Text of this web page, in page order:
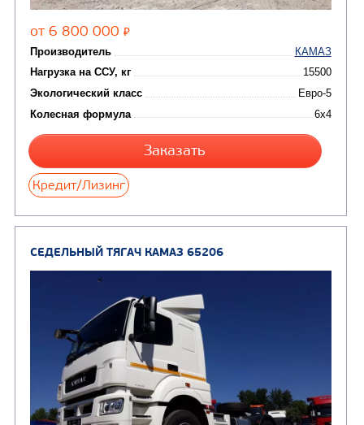
CHAMELEON (г. Егорьевск)
(8)
Молоковозы, водовозы
Автогудронаторы
машины (18)
Илососные машины
Каналопромывочные
(24)
СЕДЕЛЬНЫЙ ТЯГАЧ КАМАЗ 65116